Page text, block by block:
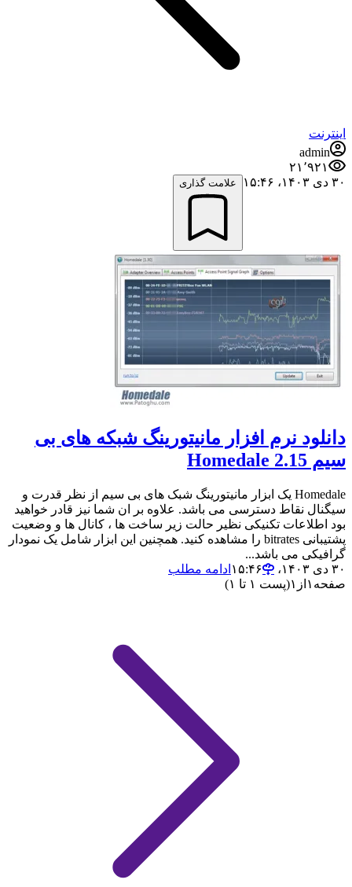
اینترنت
admin
۲۱٬۹۲۱
۳۰ دی ۱۴۰۳،‏ ۱۵:۴۶
علامت گذاری
دانلود نرم افزار مانیتورینگ شبکه های بی
سیم Homedale 2.15
Homedale یک ابزار مانیتورینگ شبک های بی سیم از نظر قدرت و
سیگنال نقاط دسترسی می باشد. علاوه بر ان شما نیز قادر خواهید
بود اطلاعات تکنیکی نظیر حالت زیر ساخت ها ، کانال ها و وضعیت
پشتیبانی bitrates را مشاهده کنید. همچنین این ابزار شامل یک نمودار
گرافیکی می باشد...
۳۰ دی ۱۴۰۳،‏ ۱۵:۴۶
ادامه مطلب
صفحه ۱ از ۱(پست ۱ تا ۱)